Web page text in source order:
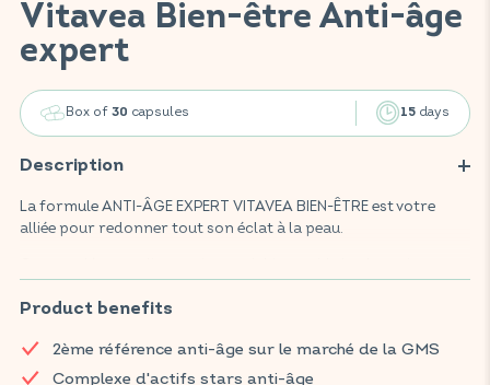
Vitavea Bien-être Anti-âge
expert
Box of 30 capsules 15 days
Description
La formule ANTI-ÂGE EXPERT VITAVEA BIEN-ÊTRE est votre
alliée pour redonner tout son éclat à la peau.
collagène, coenzyme Q10, vitamines A, C, E, zinc et sélénium,
aide à améliorer l’éclat, la fermeté et à réduire les rides.
Retrouvez vos produits VITAVEA BIEN-ÊTRE dans toutes vos
grandes surfaces préférées.
Product benefits
2ème référence anti-âge sur le marché de la GMS
Complexe d'actifs stars anti-âge